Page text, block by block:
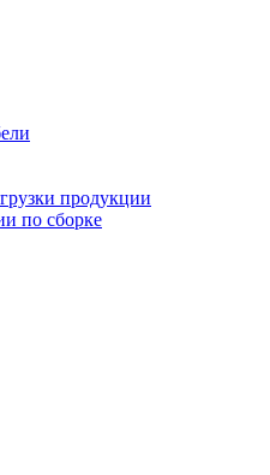
продукции
по сборке